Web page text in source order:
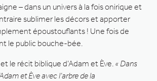
– dans un univers à la fois onirique et
sublimer les décors et apporter
époustouflants ! Une fois de
le public bouche-bée.
le récit biblique d’Adam et Ève. « Dans
et Ève avec l’arbre de la